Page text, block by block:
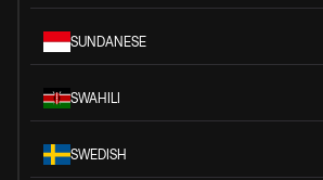
SUNDANESE
SWAHILI
SWEDISH